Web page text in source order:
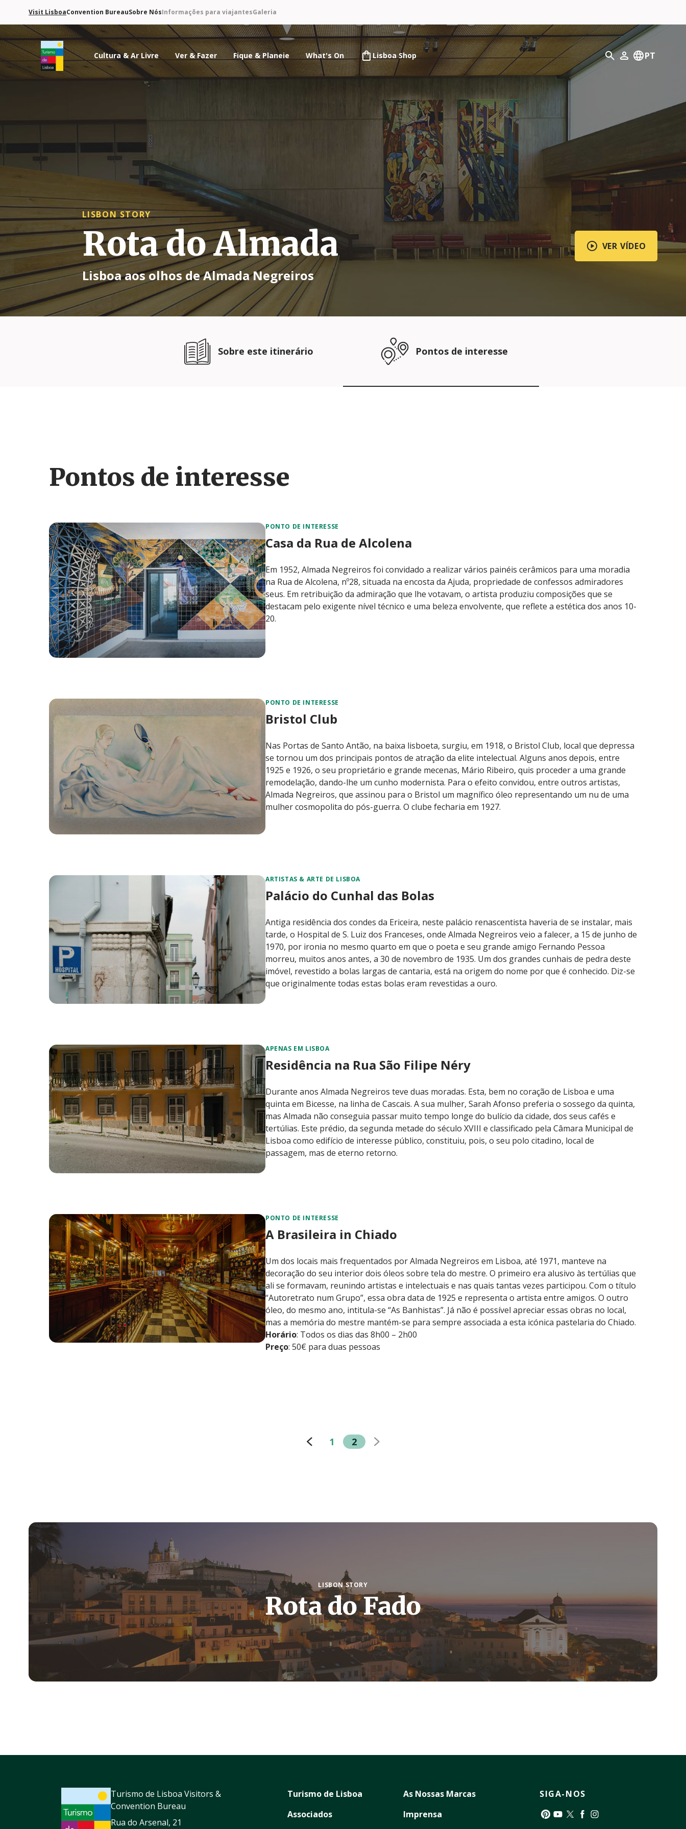
Visit LisboaConvention BureauSobre NósInformações para viajantesGaleria
Logo do Turismo de Lisboa
Cultura & Ar Livre Ver & Fazer Fique & Planeie What's On Lisboa Shop Pesquisar
O meu perfil
PT
LISBON STORY
Rota do Almada
Lisboa aos olhos de Almada Negreiros
VER VÍDEO
Sobre este itinerário Pontos de interesse
Pontos de interesse
PONTO DE INTERESSE
Casa da Rua de Alcolena
Em 1952, Almada Negreiros foi convidado a realizar vários painéis cerâmicos para uma moradia
na Rua de Alcolena, nº28, situada na encosta da Ajuda, propriedade de confessos admiradores
seus. Em retribuição da admiração que lhe votavam, o artista produziu composições que se
destacam pelo exigente nível técnico e uma beleza envolvente, que reflete a estética dos anos 10-
20.
PONTO DE INTERESSE
Bristol Club
Nas Portas de Santo Antão, na baixa lisboeta, surgiu, em 1918, o Bristol Club, local que depressa
se tornou um dos principais pontos de atração da elite intelectual. Alguns anos depois, entre
1925 e 1926, o seu proprietário e grande mecenas, Mário Ribeiro, quis proceder a uma grande
remodelação, dando-lhe um cunho modernista. Para o efeito convidou, entre outros artistas,
Almada Negreiros, que assinou para o Bristol um magnífico óleo representando um nu de uma
mulher cosmopolita do pós-guerra. O clube fecharia em 1927.
ARTISTAS & ARTE DE LISBOA
Palácio do Cunhal das Bolas
Antiga residência dos condes da Ericeira, neste palácio renascentista haveria de se instalar, mais
tarde, o Hospital de S. Luiz dos Franceses, onde Almada Negreiros veio a falecer, a 15 de junho de
1970, por ironia no mesmo quarto em que o poeta e seu grande amigo Fernando Pessoa
morreu, muitos anos antes, a 30 de novembro de 1935. Um dos grandes cunhais de pedra deste
imóvel, revestido a bolas largas de cantaria, está na origem do nome por que é conhecido. Diz-se
que originalmente todas estas bolas eram revestidas a ouro.
APENAS EM LISBOA
Residência na Rua São Filipe Néry
Durante anos Almada Negreiros teve duas moradas. Esta, bem no coração de Lisboa e uma
quinta em Bicesse, na linha de Cascais. A sua mulher, Sarah Afonso preferia o sossego da quinta,
mas Almada não conseguia passar muito tempo longe do bulício da cidade, dos seus cafés e
tertúlias. Este prédio, da segunda metade do século XVIII e classificado pela Câmara Municipal de
Lisboa como edifício de interesse público, constituiu, pois, o seu polo citadino, local de
passagem, mas de eterno retorno.
PONTO DE INTERESSE
A Brasileira in Chiado
Um dos locais mais frequentados por Almada Negreiros em Lisboa, até 1971, manteve na
decoração do seu interior dois óleos sobre tela do mestre. O primeiro era alusivo às tertúlias que
ali se formavam, reunindo artistas e intelectuais e nas quais tantas vezes participou. Com o título
“Autoretrato num Grupo”, essa obra data de 1925 e representa o artista entre amigos. O outro
óleo, do mesmo ano, intitula-se “As Banhistas”. Já não é possível apreciar essas obras no local,
mas a memória do mestre mantém-se para sempre associada a esta icónica pastelaria do Chiado.
Horário: Todos os dias das 8h00 – 2h00
Preço: 50€ para duas pessoas
1 2
LISBON STORY
Rota do Fado
Turismo de Lisboa Visitors &
Convention Bureau
Rua do Arsenal, 21
Turismo de Lisboa
Associados
As Nossas Marcas
Imprensa
SIGA-NOS